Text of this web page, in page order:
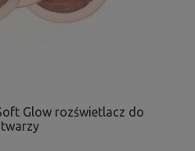
Glow rozświetlacz do
twarzy